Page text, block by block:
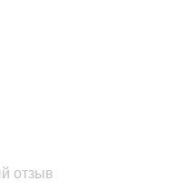
отзыв